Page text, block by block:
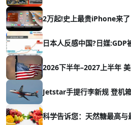
2万起!史上最贵iPhone来了
日本人反感中国?日媒
2026下半年–2027上半年
Jetstar手提行李新规 登机
科学告诉您：天然糖最高与